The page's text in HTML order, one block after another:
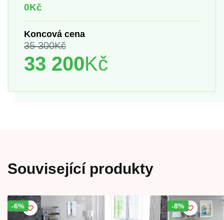
0Kč
Koncová cena
35 300Kč
33 200Kč
Související produkty
Sleva!
-6% Sleva!
-8%